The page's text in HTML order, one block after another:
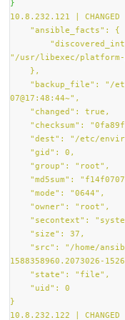
/etc/redhat-
10.8.232.121 |
Linux release 8.2
10.8.232.122 |
Linux release 8.2
10.8.232.123 |
Linux release 8.2
10.8.232.124 |
Linux release 8.2
[msleczek@vm0-
/etc/redhat-
10.8.232.121 |
Linux release 8.2
10.8.232.124 |
Linux release 8.2
10.8.232.123 |
Linux release 8.2
10.8.232.122 |
Linux release 8.2